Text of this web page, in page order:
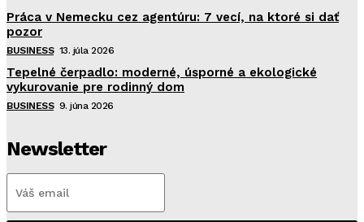
Práca v Nemecku cez agentúru: 7 vecí, na ktoré si dať
pozor
BUSINESS 13. júla 2026
Tepelné čerpadlo: moderné, úsporné a ekologické
vykurovanie pre rodinný dom
BUSINESS 9. júna 2026
Newsletter